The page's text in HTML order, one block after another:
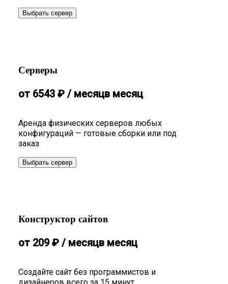
Выбрать сервер
Серверы
Аренда физических серверов любых
конфигураций — готовые сборки или под
заказ
от 6543 ₽ / месяцв месяц
Выбрать сервер
Конструктор сайтов
Создайте сайт без программистов и
от 209₽ / месяцв месяц